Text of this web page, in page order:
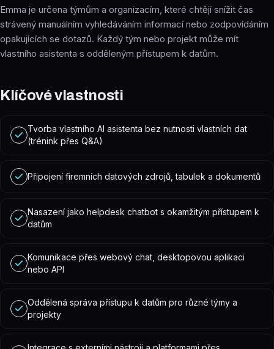
Emma je určena týmům a organizacím, které chtějí snížit čas
strávený manuálním vyhledáváním informací nebo zodpovídáním
opakujících se dotazů. Každý tým nebo projekt může mít
vlastního asistenta s odděleným přístupem k datům.
Klíčové vlastnosti
Tvorba vlastního AI asistenta bez nutnosti vlastních dat
(trénink přes Q&A)
Připojení firemních datových zdrojů, tabulek a dokumentů
Nasazení jako helpdesk chatbot s okamžitým přístupem k
datům
Komunikace přes webový chat, desktopovou aplikaci
nebo API
Oddělená správa přístupu k datům pro různé týmy a
projekty